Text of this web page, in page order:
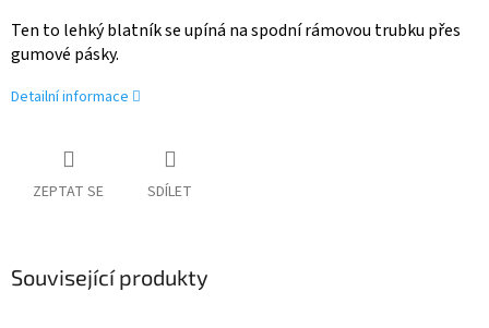
Ten to lehký blatník se upíná na spodní rámovou trubku přes
gumové pásky.
Detailní informace
ZEPTAT SE SDÍLET
Související produkty